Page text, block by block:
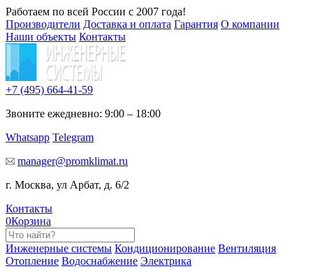
Работаем по всей России с 2007 года!
Производители Доставка и оплата Гарантия О компании
Наши объекты Контакты
+7 (495) 664-41-59
Звоните ежедневно: 9:00 – 18:00
Whatsapp Telegram
manager@promklimat.ru
г. Москва, ул Арбат, д. 6/2
Контакты
0Корзина
Инженерные системы Кондиционирование Вентиляция
Отопление Водоснабжение Электрика